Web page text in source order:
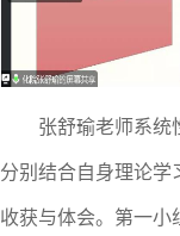
张舒瑜老师系统
分别结合自身理论学
收获与体会。第一小